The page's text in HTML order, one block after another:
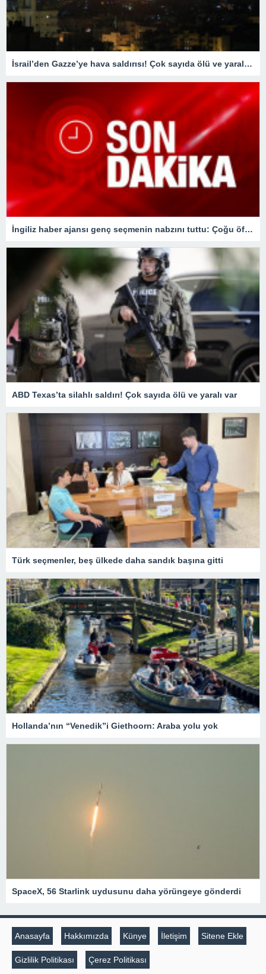
İsrail’den Gazze’ye hava saldırısı! Çok sayıda ölü ve yaralı var
İngiliz haber ajansı genç seçmenin nabzını tuttu: Çoğu öfkesini dindirmek için sandığa gidiyor
ABD Texas’ta silahlı saldırı! Çok sayıda ölü ve yaralı var
Türk seçmenler, beş ülkede daha sandık başına gitti
Hollanda’nın “Venedik”i Giethoorn: Araba yolu yok
SpaceX, 56 Starlink uydusunu daha yörüngeye gönderdi
Anasayfa Hakkımızda Künye İletişim Sitene Ekle
Gizlilik Politikası Çerez Politikası